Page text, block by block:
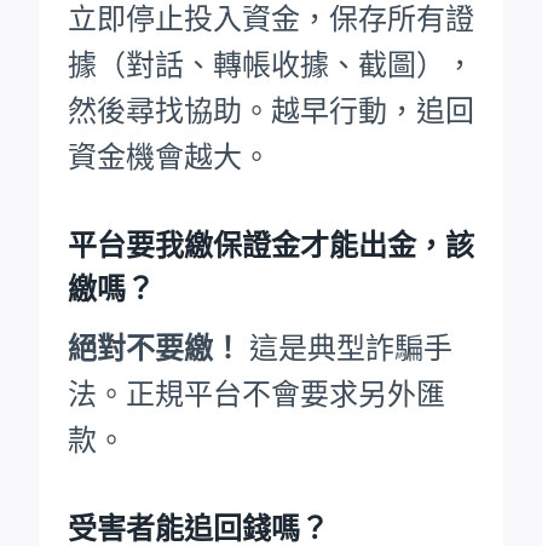
立即停止投入資金，保存所有證
據（對話、轉帳收據、截圖），
然後尋找協助。越早行動，追回
資金機會越大。
平台要我繳保證金才能出金，該
繳嗎？
絕對不要繳！ 這是典型詐騙手
法。正規平台不會要求另外匯
款。
受害者能追回錢嗎？